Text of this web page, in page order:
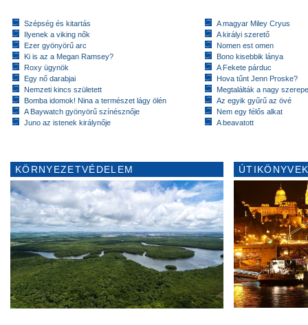
Szépség és kitartás
Ilyenek a viking nők
Ezer gyönyörű arc
Ki is az a Megan Ramsey?
Roxy ügynök
Egy nő darabjai
Nemzeti kincs született
Bomba idomok! Nina a természet lágy ölén
A Baywatch gyönyörű színésznője
Juno az istenek királynője
A magyar Miley Cryus
A királyi szerető
Nomen est omen
Bono kisebbik lánya
A Fekete párduc
Hova tűnt Jenn Proske?
Megtalálták a nagy
Az egyik gyűrű az övé
Nem egy félős alkat
A beavatott
KÖRNYEZETVÉDELEM